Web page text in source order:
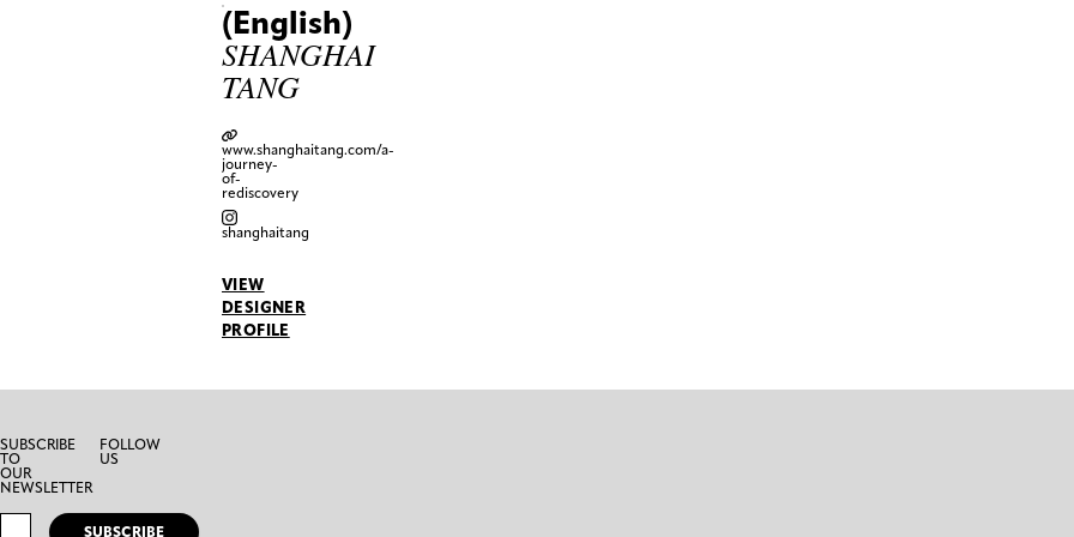
(English)
SHANGHAI
TANG
www.shanghaitang.com/a-
journey-
of-
rediscovery
shanghaitang
VIEW
DESIGNER
PROFILE
SUBSCRIBE
TO
OUR
NEWSLETTER
SUBSCRIBE
FOLLOW
US